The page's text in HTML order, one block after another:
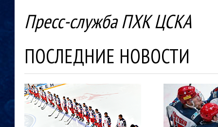
Пресс-служба ПХК ЦСКА
ПОСЛЕДНИЕ НОВОСТИ